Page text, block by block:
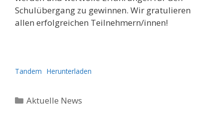
Schulübergang zu gewinnen. Wir gratulieren
allen erfolgreichen Teilnehmern/innen!
Tandem Herunterladen
Kategorien
Aktuelle News